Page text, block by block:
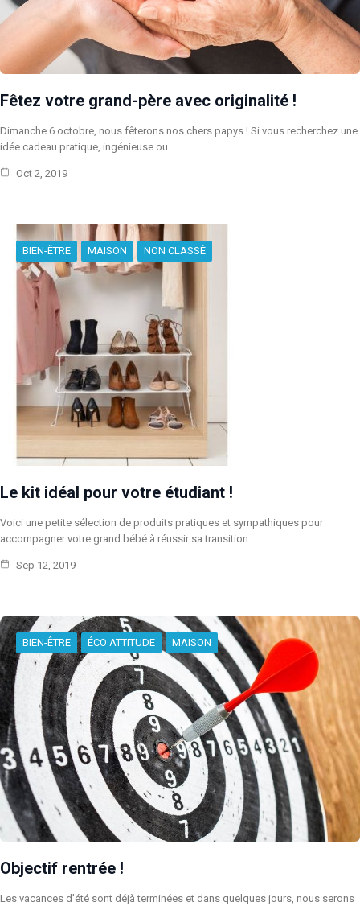
Fêtez votre grand-père avec originalité !
Dimanche 6 octobre, nous fêterons nos chers papys ! Si vous recherchez une
idée cadeau pratique, ingénieuse ou…
Oct 2, 2019
BIEN-ÊTRE MAISON NON CLASSÉ
Le kit idéal pour votre étudiant !
Voici une petite sélection de produits pratiques et sympathiques pour
accompagner votre grand bébé à réussir sa transition…
Sep 12, 2019
BIEN-ÊTRE ÉCO ATTITUDE MAISON
Objectif rentrée !
Les vacances d’été sont déjà terminées et dans quelques jours, nous serons